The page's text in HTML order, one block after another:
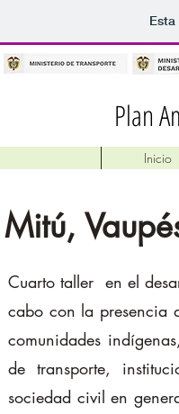
Plan
Inicio
Mitú,
Cuarto taller en el
cabo con la presencia
comunidades
de transporte,
sociedad civil en